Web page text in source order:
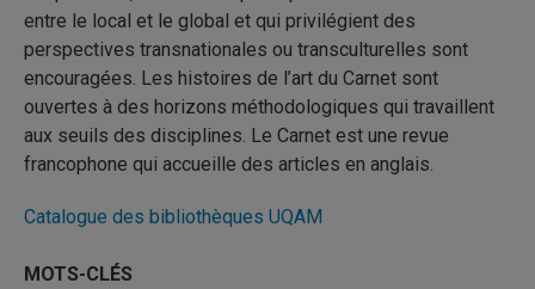
entre le local et le global et qui privilégient des
perspectives transnationales ou transculturelles sont
encouragées. Les histoires de l’art du Carnet sont
ouvertes à des horizons méthodologiques qui travaillent
aux seuils des disciplines. Le Carnet est une revue
francophone qui accueille des articles en anglais.
Catalogue des bibliothèques UQAM
MOTS-CLÉS